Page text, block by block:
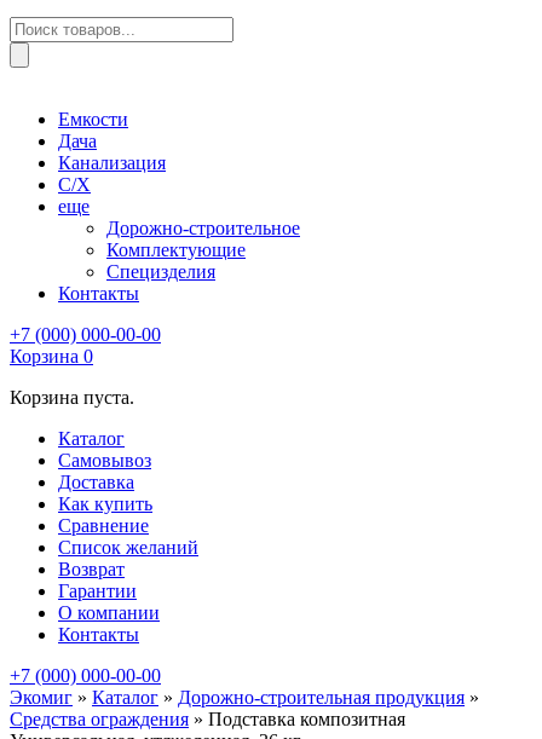
Поиск
товаров
Емкости
Дача
Канализация
С/Х
еще
Дорожно-строительное
Комплектующие
Специзделия
Контакты
+7 (000) 000-00-00
Корзина 0
Корзина пуста.
Каталог
Самовывоз
Доставка
Как купить
Сравнение
Список желаний
Возврат
Гарантии
О компании
Контакты
+7 (000) 000-00-00
Экомиг » Каталог » Дорожно-строительная продукция »
Средства ограждения » Подставка композитная